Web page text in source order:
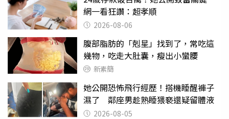
網一看狂讚：超孝順
2026-08-06
腹部脂肪的「剋星」找到了，常吃這
幾物，吃走大肚囊，瘦出小蠻腰
新素簡
她公開恐怖飛行經歷！搭機睡醒褲子
濕了 鄰座男趁熟睡猥褻還疑留體液
2026-08-05